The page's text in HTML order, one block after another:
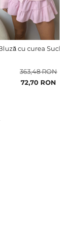
cu curea Such
Pret
72,70 RON
363,48 RON